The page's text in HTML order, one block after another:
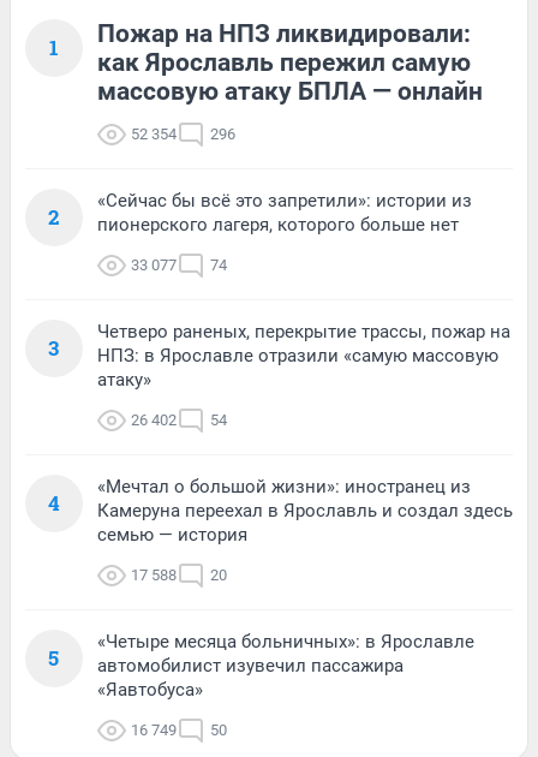
1
Пожар на НПЗ ликвидировали:
как Ярославль пережил самую
массовую атаку БПЛА — онлайн
52 354 296
2
«Сейчас бы всё это запретили»: истории из
пионерского лагеря, которого больше нет
33 077 74
3
Четверо раненых, перекрытие трассы, пожар на
НПЗ: в Ярославле отразили «самую массовую
атаку»
26 402 54
4
«Мечтал о большой жизни»: иностранец из
Камеруна переехал в Ярославль и создал здесь
семью — история
17 588 20
5
«Четыре месяца больничных»: в Ярославле
автомобилист изувечил пассажира
«Яавтобуса»
16 749 50